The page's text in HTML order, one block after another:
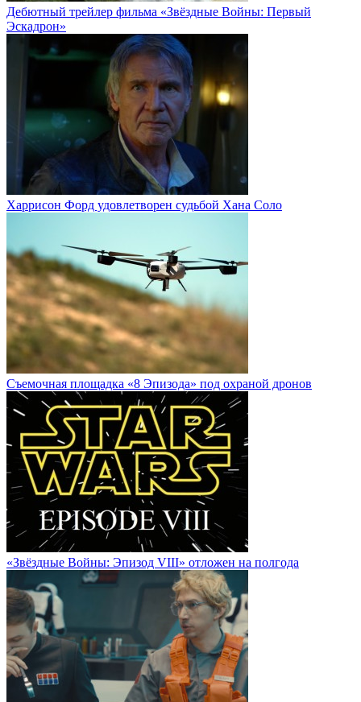
Дебютный трейлер фильма «Звёздные Войны: Первый
Эскадрон»
Харрисон Форд удовлетворен судьбой Хана Соло
Cъемочная площадка «8 Эпизода» под охраной дронов
«Звёздные Войны: Эпизод VIII» отложен на полгода